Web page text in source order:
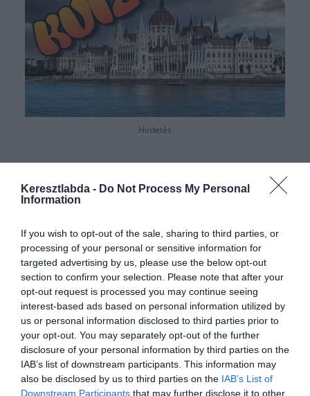
Keresztlabda - Do Not Process My Personal
Information
If you wish to opt-out of the sale, sharing to third parties, or
processing of your personal or sensitive information for
targeted advertising by us, please use the below opt-out
section to confirm your selection. Please note that after your
opt-out request is processed you may continue seeing
interest-based ads based on personal information utilized by
us or personal information disclosed to third parties prior to
your opt-out. You may separately opt-out of the further
disclosure of your personal information by third parties on the
IAB’s list of downstream participants. This information may
also be disclosed by us to third parties on the IAB’s List of
Downstream Participants that may further disclose it to other
Hirdetés
Készen állsz?
0%